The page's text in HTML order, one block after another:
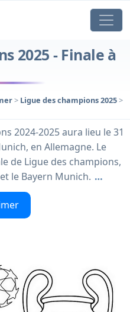
2025 - Finale à
> Ligue des champions 2025>
2024-2025 aura lieu le 31
en Allemagne. Le
de Ligue des champions,
le Bayern Munich. …